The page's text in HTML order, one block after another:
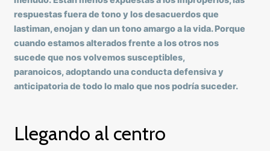
respuestas fuera de tono y los desacuerdos que
lastiman, enojan y dan un tono amargo a la vida. Porque
cuando estamos alterados frente a los otros nos
sucede que nos volvemos susceptibles,
paranoicos, adoptando una conducta defensiva y
anticipatoria de todo lo malo que nos podría suceder.
Llegando al centro